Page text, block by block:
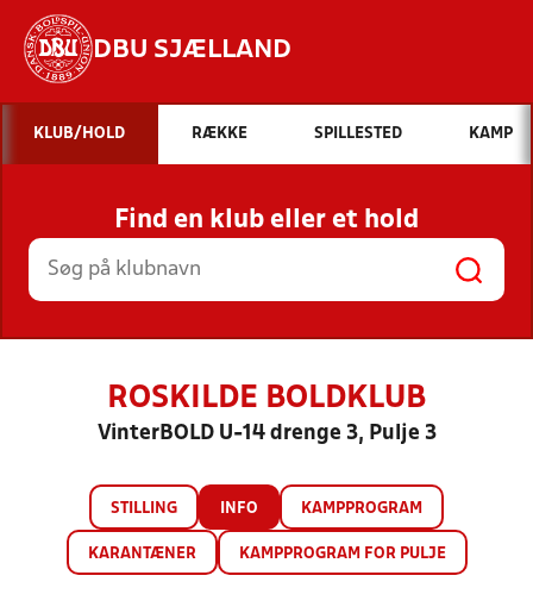
DBU SJÆLLAND
Hvad vil du søge efter?
INDHOLD OG NYHEDER
STILLINGER, RESULTATER, KLUBBER OG
HOLD
KLUB/HOLD RÆKKE SPILLESTED KAMP
Find en klub eller et hold
ROSKILDE BOLDKLUB
VinterBOLD U-14 drenge 3, Pulje 3
STILLING INFO KAMPPROGRAM
KARANTÆNER KAMPPROGRAM FOR PULJE